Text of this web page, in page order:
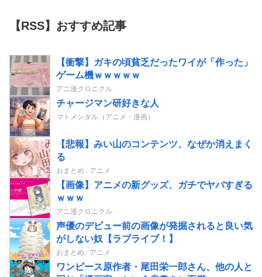
【RSS】おすすめ記事
【衝撃】ガキの頃貧乏だったワイが「作った」
ゲーム機ｗｗｗｗｗ
アニ漫クロニクル
チャージマン研好きな人
マトメンタル（アニメ・漫画）
【悲報】みい山のコンテンツ、なぜか消えまく
る
おまとめ : アニメ
【画像】アニメの新グッズ、ガチでヤバすぎる
ｗｗｗ
アニ漫クロニクル
声優のデビュー前の画像が発掘されると良い気
がしない奴【ラブライブ！】
おまとめ : アニメ
ワンピース原作者・尾田栄一郎さん、他の人と